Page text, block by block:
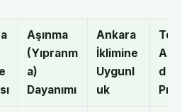
Aşınma
(Yıpranm
a)
Dayanımı
Ankara
İklimine
Uygunl
uk
d